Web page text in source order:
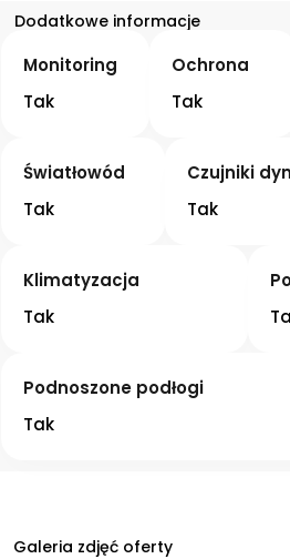
Dodatkowe informacje
Monitoring
Tak
Ochrona
Tak
Światłowód
Tak
Czujniki
Tak
Klimatyzacja
Tak
Podnoszone podłogi
Tak
Galeria zdjęć oferty